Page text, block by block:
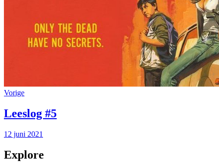
Vorige
Leeslog #5
12 juni 2021
Explore